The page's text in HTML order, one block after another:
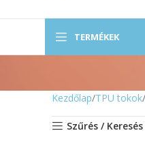
TERMÉKEK
Kezdőlap TPU tokok
Szűrés / Keresés